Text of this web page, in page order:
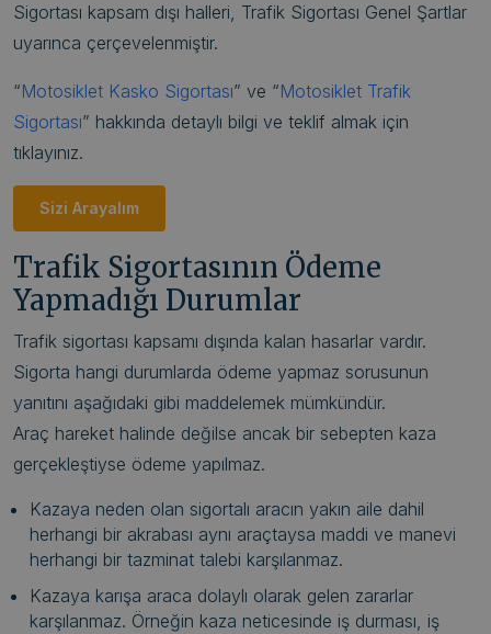
Sigortası kapsam dışı halleri, Trafik Sigortası Genel Şartlar
uyarınca çerçevelenmiştir.
“Motosiklet Kasko Sigortası” ve “Motosiklet Trafik
Sigortası” hakkında detaylı bilgi ve teklif almak için
tıklayınız.
Sizi Arayalım
Trafik Sigortasının Ödeme
Yapmadığı Durumlar
Trafik sigortası kapsamı dışında kalan hasarlar vardır.
Sigorta hangi durumlarda ödeme yapmaz sorusunun
yanıtını aşağıdaki gibi maddelemek mümkündür.
Araç hareket halinde değilse ancak bir sebepten kaza
gerçekleştiyse ödeme yapılmaz.
Kazaya neden olan sigortalı aracın yakın aile dahil
herhangi bir akrabası aynı araçtaysa maddi ve manevi
herhangi bir tazminat talebi karşılanmaz.
Kazaya karışa araca dolaylı olarak gelen zararlar
karşılanmaz. Örneğin kaza neticesinde iş durması, iş